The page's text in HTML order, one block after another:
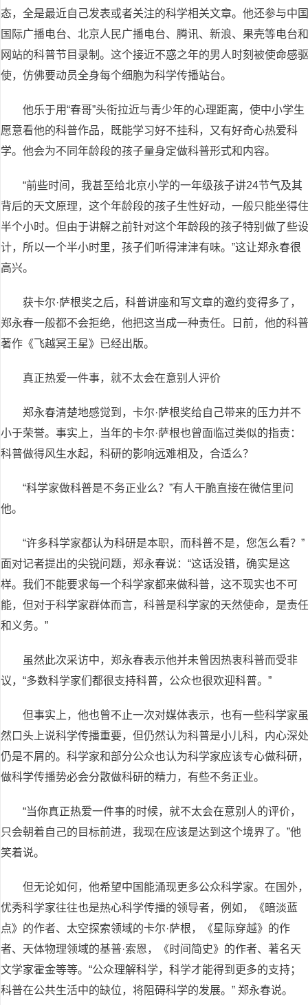
态，全是最近自己发表或者关注的科学相关文章。他还参与中国
国际广播电台、北京人民广播电台、腾讯、新浪、果壳等电台和
网站的科普节目录制。这个接近不惑之年的男人时刻被使命感驱
使，仿佛要动员全身每个细胞为科学传播站台。
他乐于用“春哥”头衔拉近与青少年的心理距离，使中小学生
愿意看他的科普作品，既能学习好不挂科，又有好奇心热爱科
学。他会为不同年龄段的孩子量身定做科普形式和内容。
“前些时间，我甚至给北京小学的一年级孩子讲24节气及其
背后的天文原理，这个年龄段的孩子生性好动，一般只能坐得住
半个小时。但由于讲解之前针对这个年龄段的孩子特别做了些设
计，所以一个半小时里，孩子们听得津津有味。”这让郑永春很
高兴。
获卡尔·萨根奖之后，科普讲座和写文章的邀约变得多了，
郑永春一般都不会拒绝，他把这当成一种责任。日前，他的科普
著作《飞越冥王星》已经出版。
真正热爱一件事，就不太会在意别人评价
郑永春清楚地感觉到，卡尔·萨根奖给自己带来的压力并不
小于荣誉。事实上，当年的卡尔·萨根也曾面临过类似的指责：
科普做得风生水起，科研的影响远难相及，合适么？
“科学家做科普是不务正业么？”有人干脆直接在微信里问
他。
“许多科学家都认为科研是本职，而科普不是，您怎么看？”
面对记者提出的尖锐问题，郑永春说：“这话没错，确实是这
样。我们不能要求每一个科学家都来做科普，这不现实也不可
能，但对于科学家群体而言，科普是科学家的天然使命，是责任
和义务。”
虽然此次采访中，郑永春表示他并未曾因热衷科普而受非
议，“多数科学家们都很支持科普，公众也很欢迎科普。”
但事实上，他也曾不止一次对媒体表示，也有一些科学家虽
然口头上说科学传播重要，但仍然认为科普是小儿科，内心深处
仍是不屑的。科学家和部分公众也认为科学家应该专心做科研，
做科学传播势必会分散做科研的精力，有些不务正业。
“当你真正热爱一件事的时候，就不太会在意别人的评价，
只会朝着自己的目标前进，我现在应该是达到这个境界了。”他
笑着说。
但无论如何，他希望中国能涌现更多公众科学家。在国外，
优秀科学家往往也是热心科学传播的领导者，例如，《暗淡蓝
点》的作者、太空探索领域的卡尔·萨根，《星际穿越》的作
者、天体物理领域的基普·索恩，《时间简史》的作者、著名天
文学家霍金等等。“公众理解科学，科学才能得到更多的支持；
科普在公共生活中的缺位，将阻碍科学的发展。” 郑永春说。